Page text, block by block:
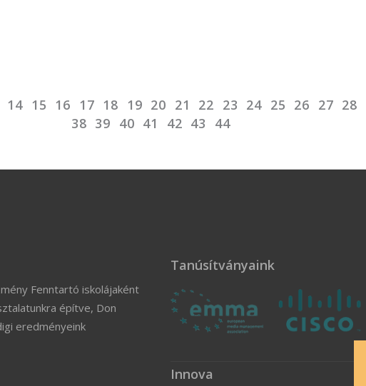
14 15 16 17 18 19 20 21 22 23 24 25 26 27 28
38 39 40 41 42 43 44
Fenntartó iskolájaként
építve, Don
eredményeink
Tanúsítványaink
Innova